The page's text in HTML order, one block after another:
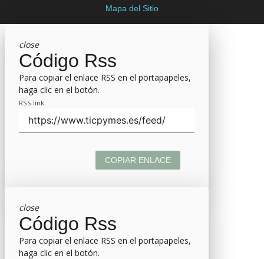
Mapa del Sitio
close
Código Rss
Para copiar el enlace RSS en el portapapeles,
haga clic en el botón.
RSS link
COPIAR ENLACE
close
Código Rss
Para copiar el enlace RSS en el portapapeles,
haga clic en el botón.